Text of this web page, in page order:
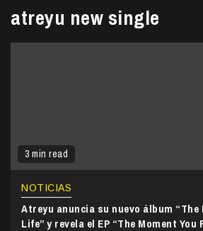
atreyu new single
3 min read
NOTICIAS
Atreyu anuncia su nuevo álbum
Life” y revela el EP “The Moment You